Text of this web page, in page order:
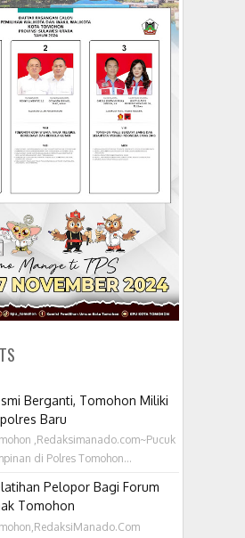
Berganti, Tomohon Miliki
Baru
,Redaksimanado.com~Pucuk
di Polres Tomohon...
Pelopor Bagi Forum
Tomohon